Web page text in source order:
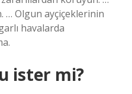
… Olgun ayçiçeklerinin
havalarda
ister mi?